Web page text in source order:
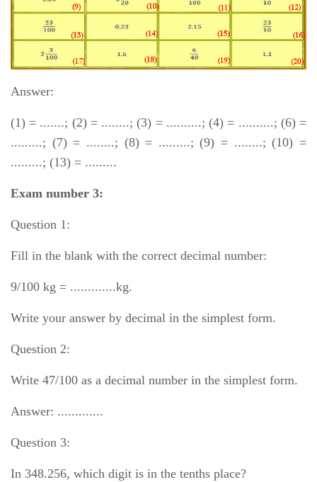
Answer:
(1) = .......; (2) = ........; (3) = ..........; (4) = ..........; (6) =
.........; (7) = ........; (8) = .........; (9) = ........; (10) =
.........; (13) = .........
Exam number 3:
Question 1:
Fill in the blank with the correct decimal number:
9/100 kg = .............kg.
Write your answer by decimal in the simplest form.
Question 2:
Write 47/100 as a decimal number in the simplest form.
Answer: .............
Question 3:
In 348.256, which digit is in the tenths place?